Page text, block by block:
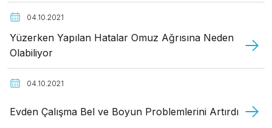
04.10.2021
Yüzerken Yapılan Hatalar Omuz Ağrısına Neden
Olabiliyor
04.10.2021
Evden Çalışma Bel ve Boyun Problemlerini Artırdı